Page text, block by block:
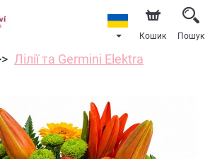
Кошик Пошук
Лілії та Germini Elektra